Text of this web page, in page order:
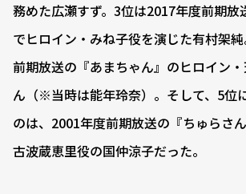
務めた広瀬すず。3位は2017年度前期放
でヒロイン・みね子役を演じた有村架
前期放送の『あまちゃん』のヒロイン
ん（※当時は能年玲奈）。そして、5位
のは、2001年度前期放送の『ちゅらさ
古波蔵恵里役の国仲涼子だった。